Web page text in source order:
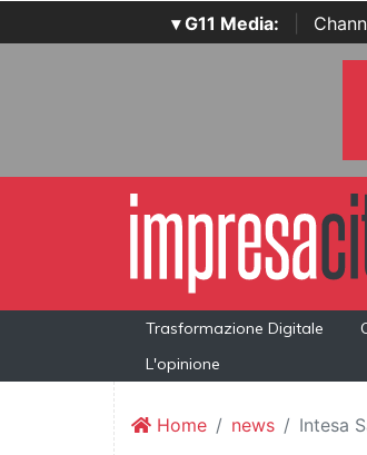
▾ G11 Media:
Trasformazione Digitale
L'opinione
Home news Intesa